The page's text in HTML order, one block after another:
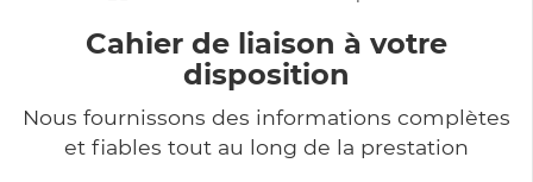
Cahier de liaison à votre
disposition
Nous fournissons des informations complètes
et fiables tout au long de la prestation